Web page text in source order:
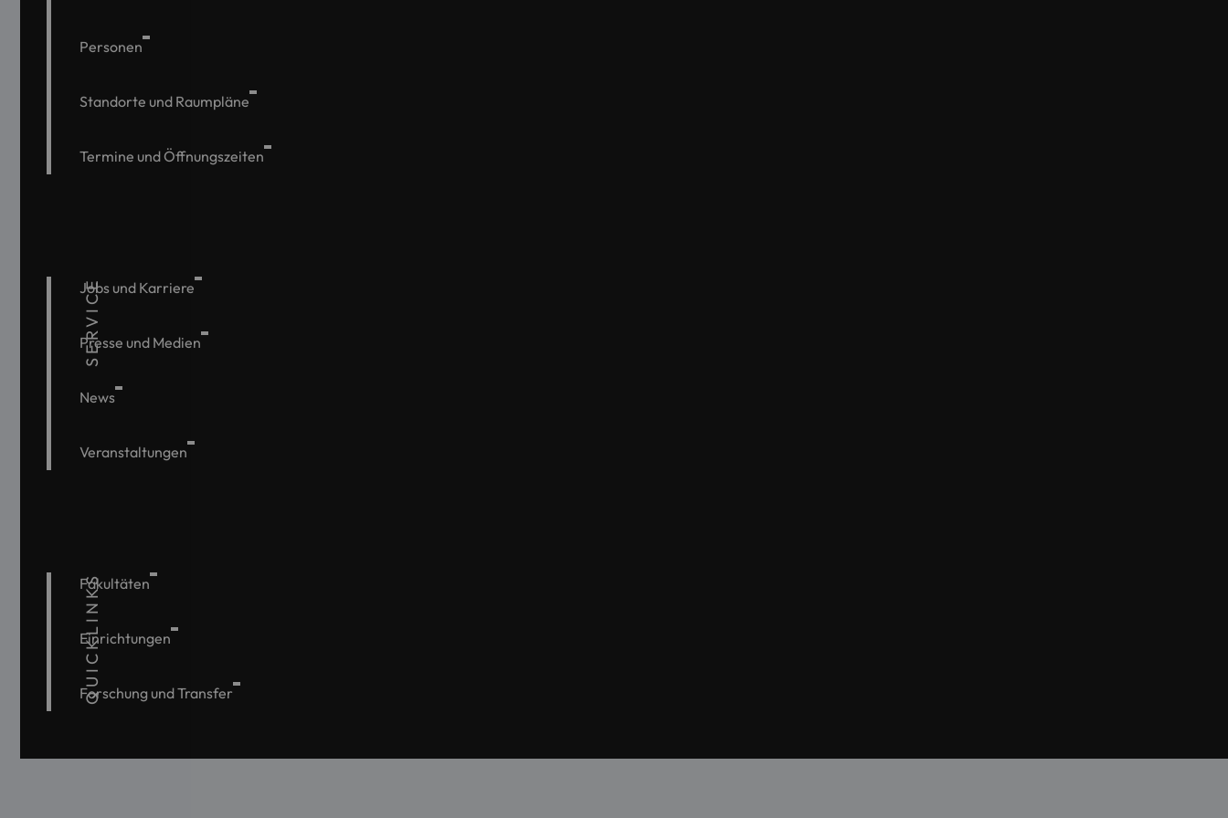
Personen
Standorte und Raumpläne
Termine und Öffnungszeiten
SERVICE
Jobs und Karriere
Presse und Medien
News
Veranstaltungen
QUICKLINKS
Fakultäten
Einrichtungen
Forschung und Transfer